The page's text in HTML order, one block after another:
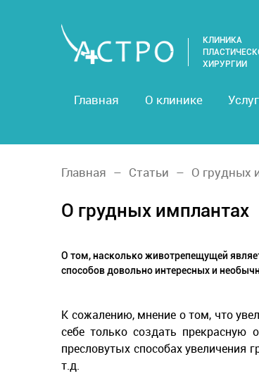
КЛИНИКА
ХИРУРГИИ
Главная О клинике
Главная Статьи О грудных
О грудных имплантах
О том, насколько животрепещущей
способов довольно интересных и
К сожалению, мнение о том, что
себе только создать
пресловутых способах
т.д.